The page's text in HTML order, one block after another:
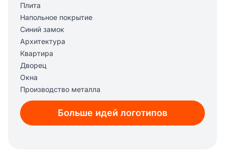
Плита
Напольное покрытие
Синий замок
Архитектура
Квартира
Дворец
Окна
Производство металла
Обогрев
Ремоделирование
Кровля
Больше идей логотипов